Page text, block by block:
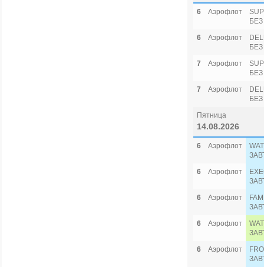
6 Аэрофлот
6
Аэрофлот
7
Аэрофлот
7
Аэрофлот
Пятница
14.08.2026
6 Аэрофлот
6
Аэрофлот
6
Аэрофлот
6
Аэрофлот
6
Аэрофлот